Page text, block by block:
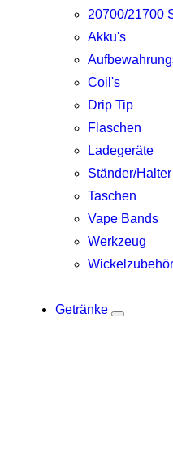
20700/21700
Akku's
Coil's
Drip Tip
Flaschen
Ladegeräte
Ständer/Halter
Taschen
Vape Bands
Werkzeug
Wickelzubehör
Getränke